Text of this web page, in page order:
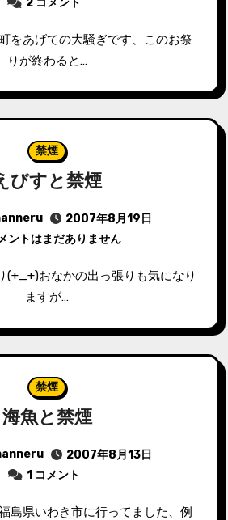
2 コメント
りが終わると…
禁煙
びすと禁煙
2007年8月19日
ントはまだありません
ますが…
禁煙
海魚と禁煙
2007年8月13日
1 コメント